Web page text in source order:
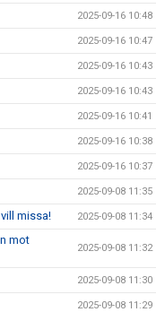
2025-09-16 10:48
2025-09-16 10:47
2025-09-16 10:43
2025-09-16 10:43
2025-09-16 10:41
2025-09-16 10:38
2025-09-16 10:37
2025-09-08 11:35
missa! 2025-09-08 11:34
mot
2025-09-08 11:32
2025-09-08 11:30
2025-09-08 11:29